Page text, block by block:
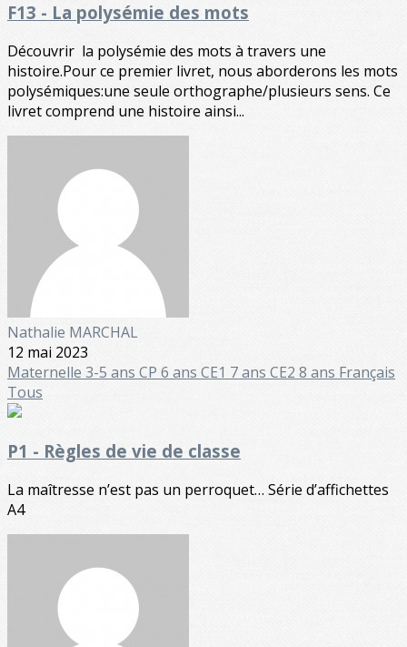
F13 - La polysémie des mots
Découvrir la polysémie des mots à travers une
histoire.Pour ce premier livret, nous aborderons les mots
polysémiques:une seule orthographe/plusieurs sens. Ce
livret comprend une histoire ainsi...
Nathalie MARCHAL
12 mai 2023
Maternelle 3-5 ans CP 6 ans CE1 7 ans CE2 8 ans Français
Tous
P1 - Règles de vie de classe
La maîtresse n’est pas un perroquet… Série d’affichettes
A4